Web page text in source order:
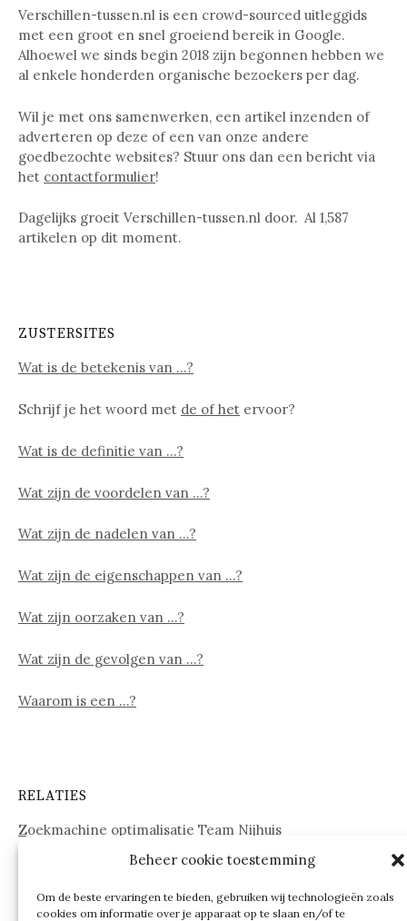
Beheer cookie toestemming
Om de beste ervaringen te bieden, gebruiken wij technologieën zoals
cookies om informatie over je apparaat op te slaan en/of te
Verschillen-tussen.nl is een crowd-sourced uitleggids
met een groot en snel groeiend bereik in Google.
Alhoewel we sinds begin 2018 zijn begonnen hebben we
al enkele honderden organische bezoekers per dag.
Wil je met ons samenwerken, een artikel inzenden of
adverteren op deze of een van onze andere
goedbezochte websites? Stuur ons dan een bericht via
het contactformulier!
Dagelijks groeit Verschillen-tussen.nl door. Al 1,587
artikelen op dit moment.
ZUSTERSITES
Wat is de betekenis van …?
Schrijf je het woord met de of het ervoor?
Wat is de definitie van …?
Wat zijn de voordelen van …?
Wat zijn de nadelen van …?
Wat zijn de eigenschappen van …?
Wat zijn oorzaken van …?
Wat zijn de gevolgen van …?
Waarom is een …?
RELATIES
Zoekmachine optimalisatie Team Nijhuis